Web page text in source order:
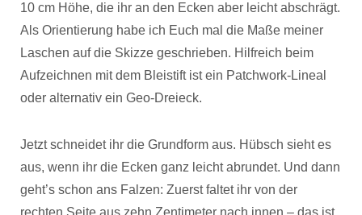
10 cm Höhe, die ihr an den Ecken aber leicht abschrägt.
Als Orientierung habe ich Euch mal die Maße meiner
Laschen auf die Skizze geschrieben. Hilfreich beim
Aufzeichnen mit dem Bleistift ist ein Patchwork-Lineal
oder alternativ ein Geo-Dreieck.
Jetzt schneidet ihr die Grundform aus. Hübsch sieht es
aus, wenn ihr die Ecken ganz leicht abrundet. Und dann
geht’s schon ans Falzen: Zuerst faltet ihr von der
rechten Seite aus zehn Zentimeter nach innen – das ist